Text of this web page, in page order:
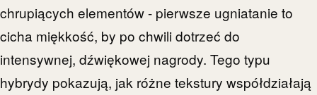
chrupiących elementów - pierwsze ugniatanie to
cicha miękkość, by po chwili dotrzeć do
intensywnej, dźwiękowej nagrody. Tego typu
hybrydy pokazują, jak różne tekstury współdziałają